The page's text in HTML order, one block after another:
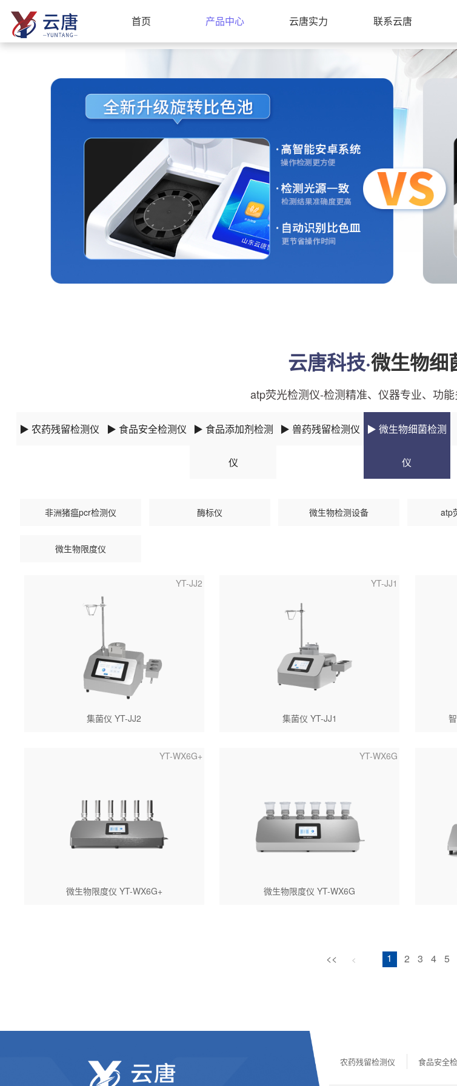
首页 产品中心 云唐实力 联系云唐
云唐科技·微生物细
atp荧光检测仪-检测精准、仪器专业、功
▶ 农药残留检测仪 ▶ 食品安全检测仪 ▶ 食品添加剂检测
仪
▶ 兽药残留检测仪 ▶ 微生物细菌检测
仪
非洲猪瘟pcr检测仪 酶标仪 微生物检测设备 atp
微生物限度仪
YT-JJ2
集菌仪 YT-JJ2
YT-JJ1
集菌仪 YT-JJ1
YT-WX6G+
微生物限度仪 YT-WX6G+
YT-WX6G
微生物限度仪 YT-WX6G
<< < 1 2 3 4 5
农药残留检测仪 食品安全